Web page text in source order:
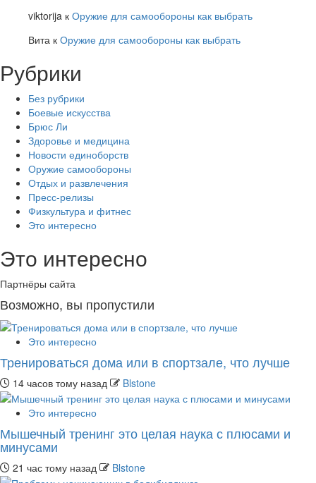
viktorija к Оружие для самообороны как выбрать
Вита к Оружие для самообороны как выбрать
Рубрики
Без рубрики
Боевые искусства
Брюс Ли
Здоровье и медицина
Новости единоборств
Оружие самообороны
Отдых и развлечения
Пресс-релизы
Физкультура и фитнес
Это интересно
Это интересно
Партнёры сайта
Возможно, вы пропустили
Это интересно
Тренироваться дома или в спортзале, что лучше
14 часов тому назад Blstone
Это интересно
Мышечный тренинг это целая наука с плюсами и
минусами
21 час тому назад Blstone